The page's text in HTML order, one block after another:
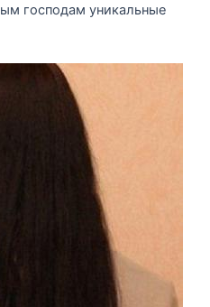
господам уникальные